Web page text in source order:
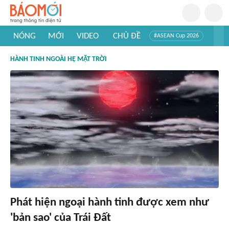
NÓNG MỚI VIDEO CHỦ ĐỀ #ASEAN Cup 2026
#Khám phá thế giới
HÀNH TINH NGOÀI HỆ MẶT TRỜI
Phát hiện ngoại hành tinh được xem như
'bản sao' của Trái Đất